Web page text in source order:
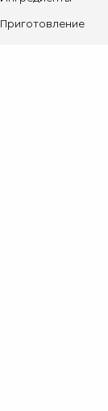
Приготовление